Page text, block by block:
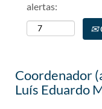
alertas:
Coordenador
Luís Eduardo